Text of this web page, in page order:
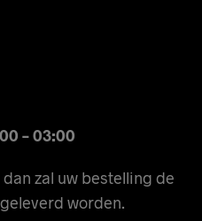
– 03:00
zal uw bestelling de
worden.